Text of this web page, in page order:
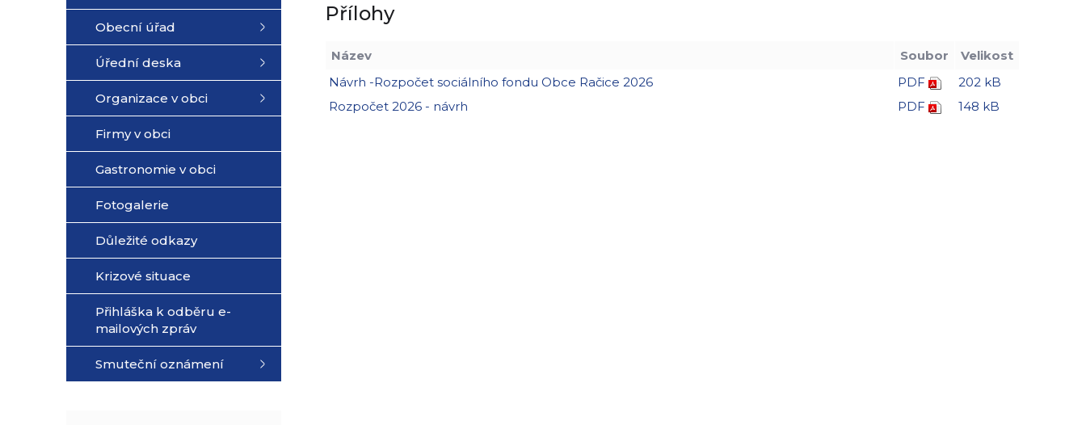
Obecní úřad
Úřední deska
Organizace v obci
Firmy v obci
Gastronomie v obci
Fotogalerie
Důležité odkazy
Krizové situace
Přihláška k odběru e-
mailových zpráv
Smuteční oznámení
Přílohy
Název Soubor
Velikost
Návrh -Rozpočet sociálního fondu Obce Račice 2026
PDF
202 kB
Rozpočet 2026 - návrh
PDF 148 kB